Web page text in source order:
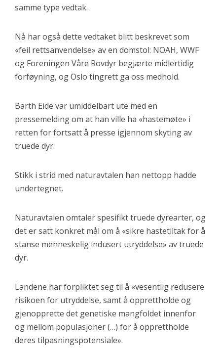
samme type vedtak.
Nå har også dette vedtaket blitt beskrevet som
«feil rettsanvendelse» av en domstol: NOAH, WWF
og Foreningen Våre Rovdyr begjærte midlertidig
forføyning, og Oslo tingrett ga oss medhold.
Barth Eide var umiddelbart ute med en
pressemelding om at han ville ha «hastemøte» i
retten for fortsatt å presse igjennom skyting av
truede dyr.
Stikk i strid med naturavtalen han nettopp hadde
undertegnet.
Naturavtalen omtaler spesifikt truede dyrearter, og
det er satt konkret mål om å «sikre hastetiltak for å
stanse menneskelig indusert utryddelse» av truede
dyr.
Landene har forpliktet seg til å «vesentlig redusere
risikoen for utryddelse, samt å opprettholde og
gjenopprette det genetiske mangfoldet innenfor
og mellom populasjoner (…) for å opprettholde
deres tilpasningspotensiale».